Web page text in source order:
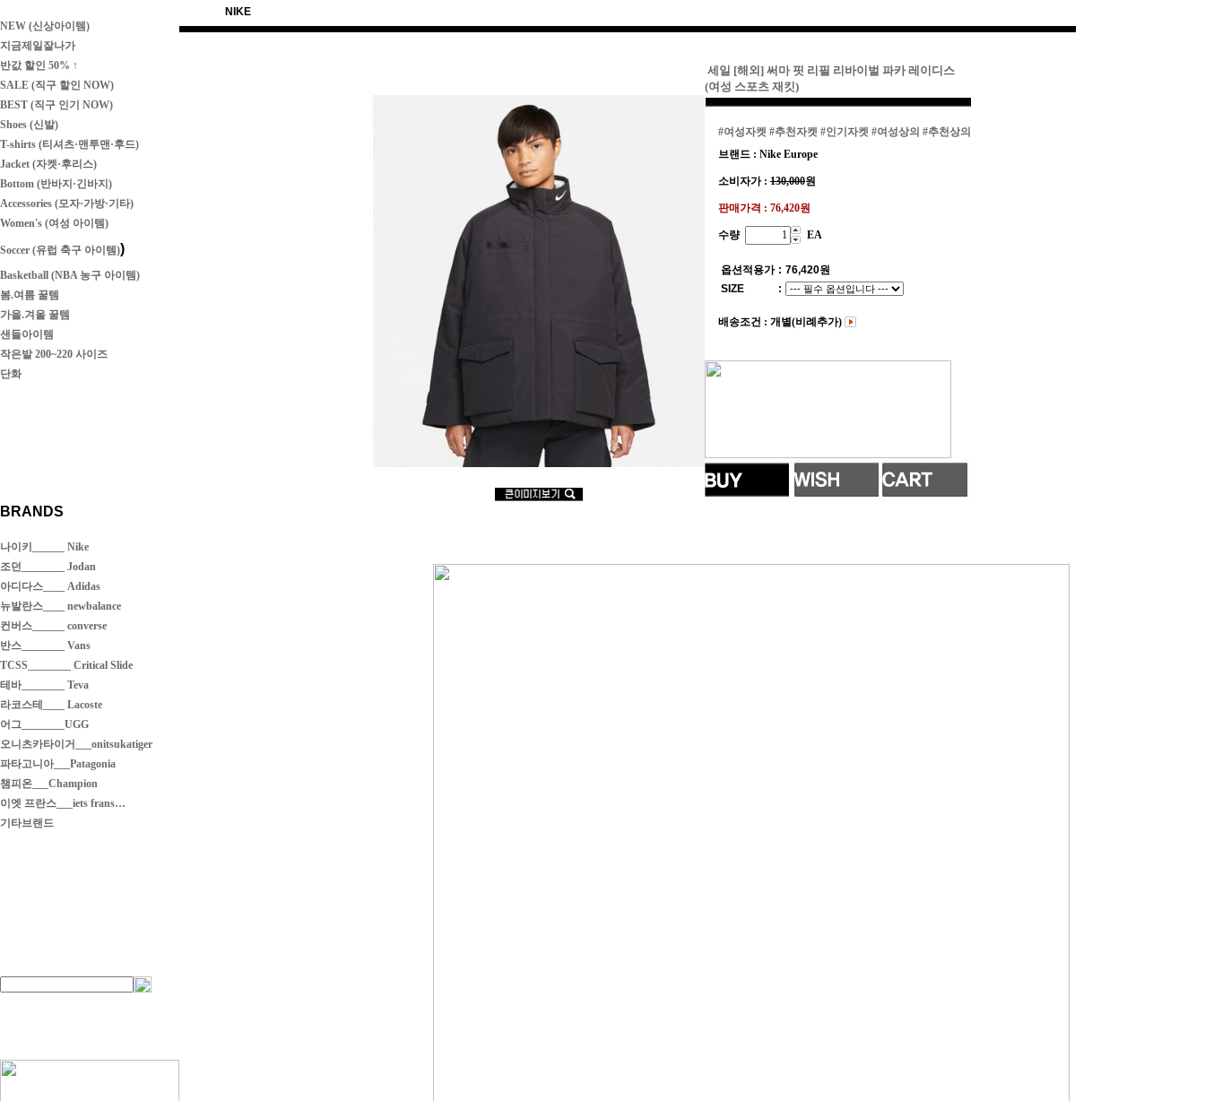
NEW (신상아이템)
지금제일잘나가
반값 할인 50% ↑
SALE (직구 할인 NOW)
BEST (직구 인기 NOW)
Shoes (신발)
T-shirts (티셔츠·맨투맨·후드)
Jacket (자켓·후리스)
Bottom (반바지·긴바지)
Accessories (모자·가방·기타)
Women's (여성 아이템)
Soccer (유럽 축구 아이템))
Basketball (NBA 농구 아이템)
봄.여름 꿀템
가을.겨울 꿀템
샌들아이템
작은발 200~220 사이즈
단화
BRANDS
나이키______ Nike
조던________ Jodan
아디다스____ Adidas
뉴발란스____ newbalance
컨버스______ converse
반스________ Vans
TCSS________ Critical Slide
테바________ Teva
라코스테____ Lacoste
어그________UGG
오니츠카타이거___onitsukatiger
파타고니아___Patagonia
챔피온___Champion
이엣 프란스___iets frans…
기타브랜드
NIKE
세일 [해외] 써마 핏 리필 리바이벌 파카 레이디스
(여성 스포츠 재킷)
#여성자켓 #추천자켓 #인기자켓 #여성상의 #추천상의
브랜드 : Nike Europe
소비자가 : 130,000원
판매가격 : 76,420원
수량 EA
옵션적용가 : 76,420원
SIZE
:
배송조건 : 개별(비례추가)